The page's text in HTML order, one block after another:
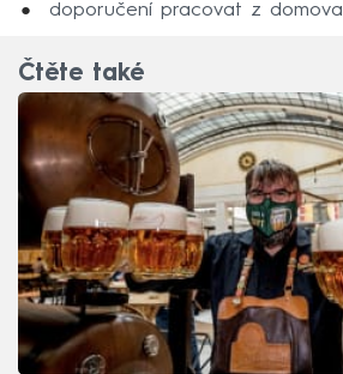
doporučení pracovat z domova
Čtěte také